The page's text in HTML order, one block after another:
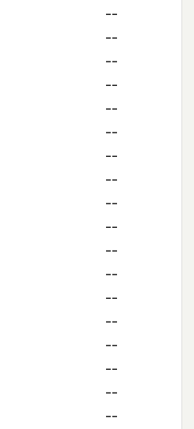
--
--
--
--
--
--
--
--
--
--
--
--
--
--
--
--
--
--